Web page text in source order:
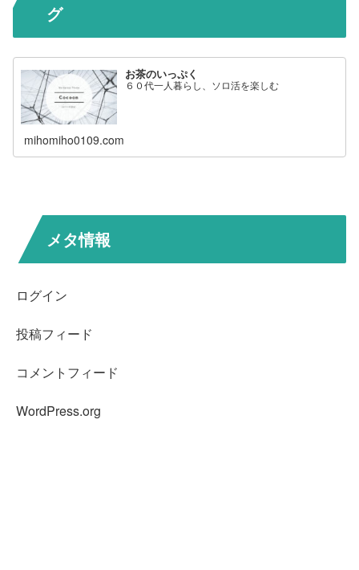
グ
お茶のいっぷく
６０代一人暮らし、ソロ活を楽しむ
mihomiho0109.com
メタ情報
ログイン
投稿フィード
コメントフィード
WordPress.org